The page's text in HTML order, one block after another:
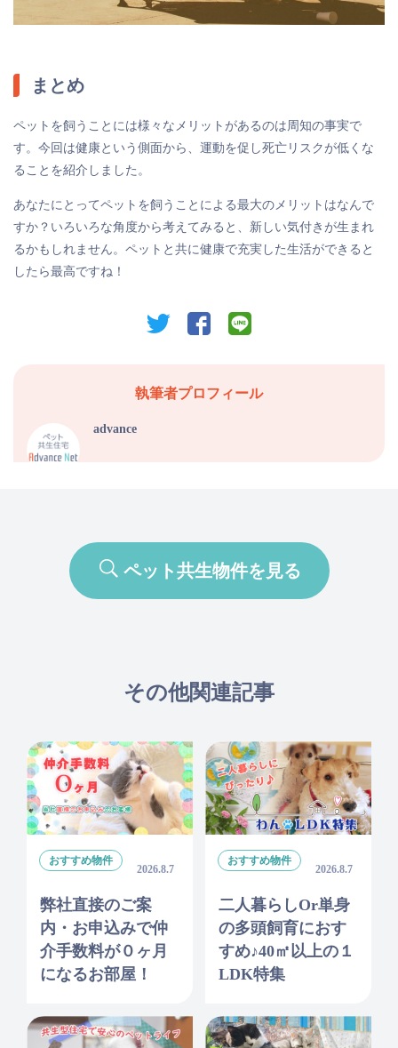
まとめ
ペットを飼うことには様々なメリットがあるのは周知の事実で
す。今回は健康という側面から、運動を促し死亡リスクが低くな
ることを紹介しました。
あなたにとってペットを飼うことによる最大のメリットはなんで
すか？いろいろな角度から考えてみると、新しい気付きが生まれ
るかもしれません。ペットと共に健康で充実した生活ができると
したら最高ですね！
twitter facebook
執筆者プロフィール
advance
ペット共生物件を見る
その他関連記事
おすすめ物件
2026.8.7
弊社直接のご案
内・お申込みで仲
介手数料が０ヶ月
になるお部屋！
おすすめ物件
2026.8.7
二人暮らしor単身
の多頭飼育におす
すめ♪40㎡以上の１
LDK特集